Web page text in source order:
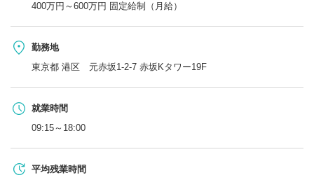
400万円～600万円 固定給制（月給）
勤務地
東京都 港区 元赤坂1-2-7 赤坂Kタワー19F
就業時間
09:15～18:00
平均残業時間